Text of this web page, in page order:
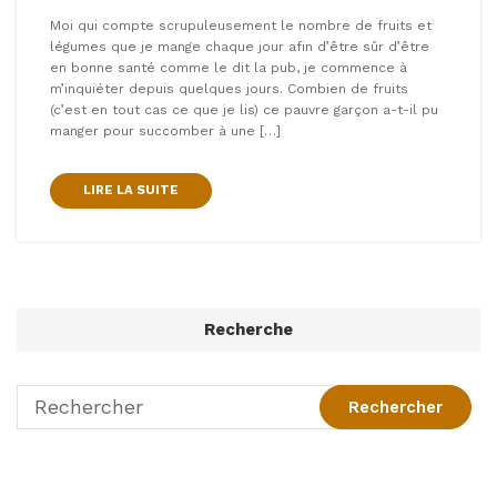
Moi qui compte scrupuleusement le nombre de fruits et
légumes que je mange chaque jour afin d’être sûr d’être
en bonne santé comme le dit la pub, je commence à
m’inquiéter depuis quelques jours. Combien de fruits
(c’est en tout cas ce que je lis) ce pauvre garçon a-t-il pu
manger pour succomber à une […]
LIRE LA SUITE
Recherche